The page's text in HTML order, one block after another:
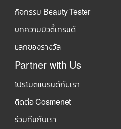
กิจกรรม Beauty Tester
บทความบิวตี้เทรนด์
แลกของรางวัล
Partner with Us
โปรโมตแบรนด์กับเรา
ติดต่อ Cosmenet
ร่วมทีมกับเรา